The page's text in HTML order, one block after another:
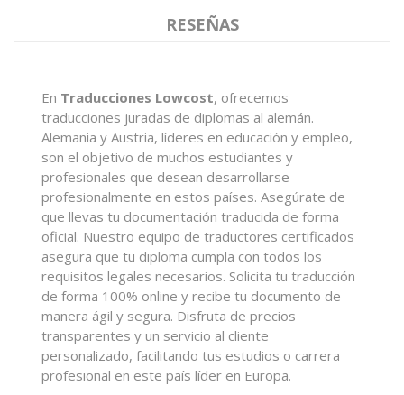
RESEÑAS
En Traducciones Lowcost, ofrecemos
traducciones juradas de diplomas al alemán.
Alemania y Austria, líderes en educación y empleo,
son el objetivo de muchos estudiantes y
profesionales que desean desarrollarse
profesionalmente en estos países. Asegúrate de
que llevas tu documentación traducida de forma
oficial. Nuestro equipo de traductores certificados
asegura que tu diploma cumpla con todos los
requisitos legales necesarios. Solicita tu traducción
de forma 100% online y recibe tu documento de
manera ágil y segura. Disfruta de precios
transparentes y un servicio al cliente
personalizado, facilitando tus estudios o carrera
profesional en este país líder en Europa.